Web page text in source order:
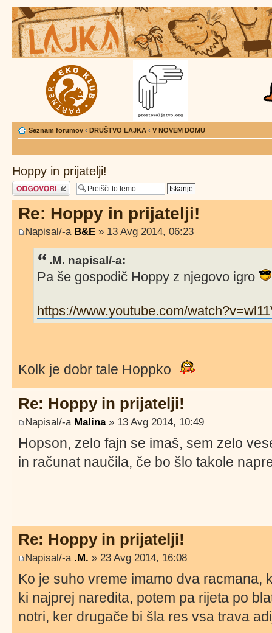
Seznam forumov ‹ DRUŠTVO LAJKA ‹ V NOVEM DOMU
Hoppy in prijatelji!
Napiši odgovor
Re: Hoppy in prijatelji!
Napisal/-a B&E » 13 Avg 2014, 06:23
.M. napisal/-a:
Pa še gospodič Hoppy z njegovo igro
https://www.youtube.com/
Kolk je dobr tale Hoppko
Re: Hoppy in prijatelji!
Napisal/-a Malina» 13 Avg 2014, 10:49
Hopson, zelo fajn se imaš, sem zelo
in računat naučila, če bo šlo takole
Re: Hoppy in prijatelji!
Napisal/-a .M. » 23 Avg 2014, 16:08
Ko je suho vreme imamo dva racmana,
ki najprej naredita, potem pa rijeta po
notri, ker drugače bi šla res vsa trava